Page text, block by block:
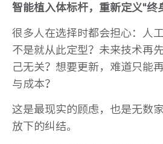
智能植入体标杆，重新定义“终
很多人在选择时都会担心：人
不是就从此定型？未来技术再
己无关？想要更新，难道只能
与成本？
这是最现实的顾虑，也是无数
放下的纠结。